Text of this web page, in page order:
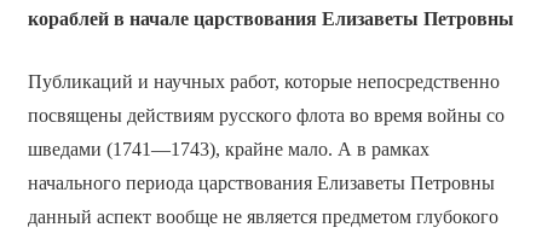
кораблей в начале царствования Елизаветы Петровны
Публикаций и научных работ, которые непосредственно
посвящены действиям русского флота во время войны со
шведами (1741—1743), крайне мало. А в рамках
начального периода царствования Елизаветы Петровны
данный аспект вообще не является предметом глубокого